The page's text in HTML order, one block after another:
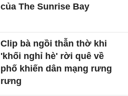
của The Sunrise Bay
Clip bà ngồi thẫn thờ khi
'khối nghỉ hè' rời quê về
phố khiến dân mạng rưng
rưng